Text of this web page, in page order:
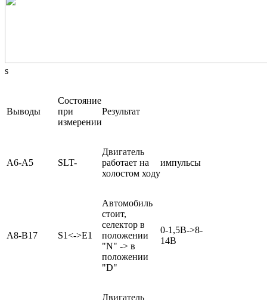
s
Выводы
Состояние
при
измерении
Результат
А6-А5 SLT-
Двигатель
работает на
холостом ходу
импульсы
А8-В17 S1<->E1
Автомобиль
стоит,
селектор в
положении
"N" -> в
положении
"D"
0-1,5В->8-
14В
Двигатель